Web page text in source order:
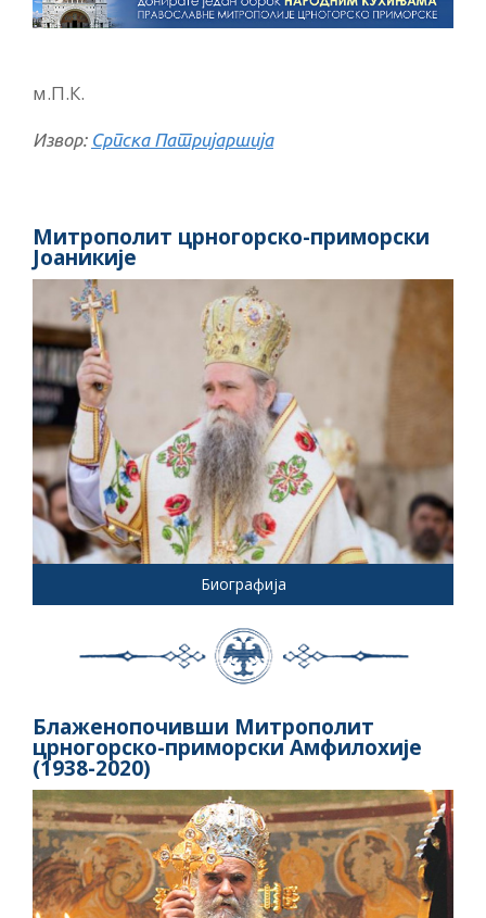
м.П.К.
Извор: Српска Патријаршија
Митрополит црногорско-приморски
Јоаникије
Биографија
Блаженопочивши Митрополит
црногорско-приморски Амфилохије
(1938-2020)